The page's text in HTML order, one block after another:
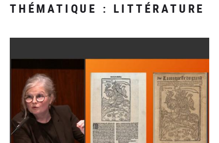
THÉMATIQUE : LITTÉRATURE